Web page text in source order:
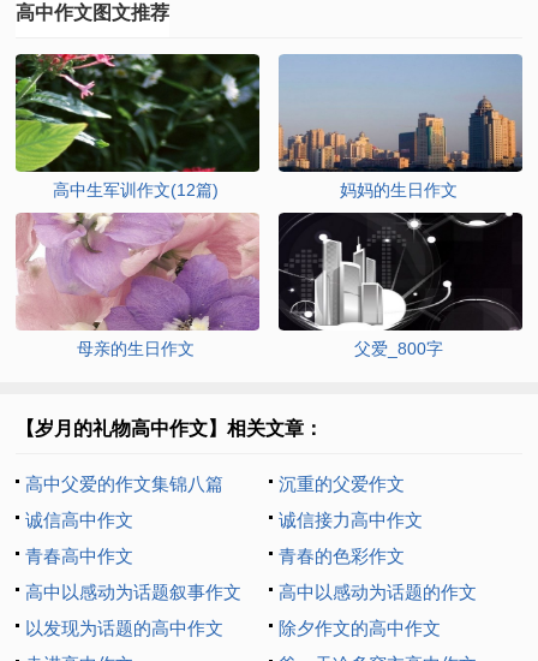
高中作文图文推荐
高中生军训作文(12篇) 妈妈的生日作文
母亲的生日作文 父爱_800字
【岁月的礼物高中作文】相关文章：
高中父爱的作文集锦八篇
沉重的父爱作文
诚信高中作文
诚信接力高中作文
青春高中作文
青春的色彩作文
高中以感动为话题叙事作文
高中以感动为话题的作文
以发现为话题的高中作文
除夕作文的高中作文